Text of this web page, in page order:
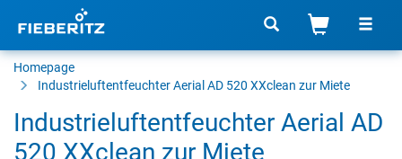
Homepage
Industrieluftentfeuchter Aerial AD 520 XXclean zur Miete
Industrieluftentfeuchter Aerial AD
520 XXclean zur Miete